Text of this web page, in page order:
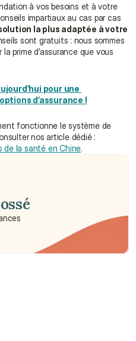
à vos besoins et à votre
impartiaux au cas par cas
la plus adaptée à votre
sont gratuits : nous sommes
prime d’assurance que vous
pour une
d’assurance !
fonctionne le système de
de la santé en Chine.